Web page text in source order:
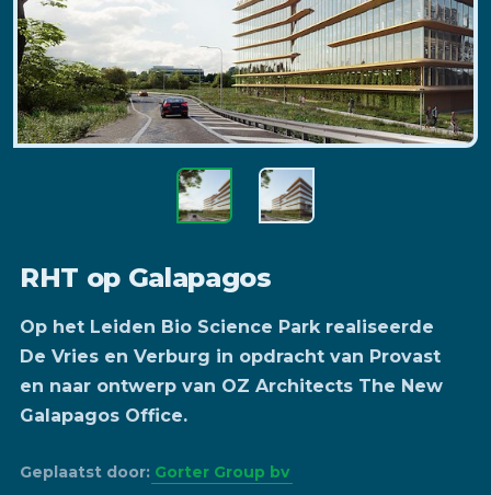
RHT op Galapagos
Op het Leiden Bio Science Park realiseerde
De Vries en Verburg in opdracht van Provast
en naar ontwerp van OZ Architects The New
Galapagos Office.
Geplaatst door: Gorter Group bv